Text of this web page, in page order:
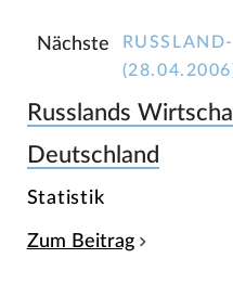
Nächste
Russlands
Deutschland
Statistik
Zum Beitrag